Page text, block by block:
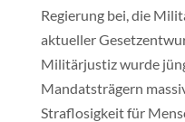
Regierung bei, die
aktueller
Militärjustiz wurde
Mandatsträgern
Straflosigkeit für